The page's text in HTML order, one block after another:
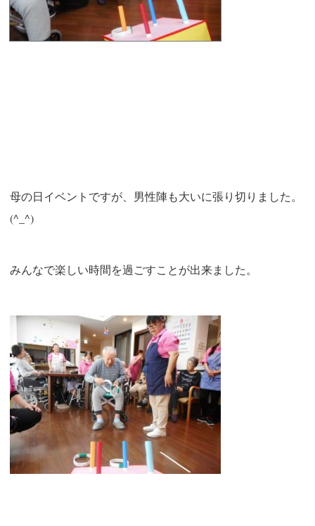
母の日イベントですが、男性陣も大いに張り切りました。
(^_^)
みんなで楽しい時間を過ごすことが出来ました。